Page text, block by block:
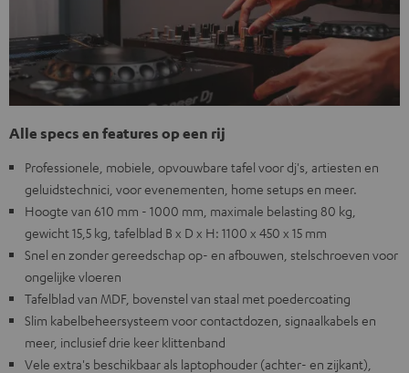
Alle specs en features op een rij
Professionele, mobiele, opvouwbare tafel voor dj's, artiesten en
geluidstechnici, voor evenementen, home setups en meer.
Hoogte van 610 mm - 1000 mm, maximale belasting 80 kg,
gewicht 15,5 kg, tafelblad B x D x H: 1100 x 450 x 15 mm
Snel en zonder gereedschap op- en afbouwen, stelschroeven voor
ongelijke vloeren
Tafelblad van MDF, bovenstel van staal met poedercoating
Slim kabelbeheersysteem voor contactdozen, signaalkabels en
meer, inclusief drie keer klittenband
Vele extra's beschikbaar als laptophouder (achter- en zijkant),